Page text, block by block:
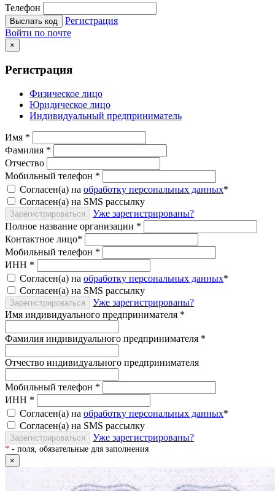
Телефон
Выслать код
Регистрация
Войти по почте
×
Регистрация
Физическое лицо
Юридическое лицо
Индивидуальный предприниматель
Имя *
Фамилия *
Отчество
Мобильный телефон *
Согласен(а) на обработку персональных данных*
Согласен(а) на SMS рассылку
Зарегистрироваться
Уже зарегистрированы?
Полное название организации *
Контактное лицо*
Мобильный телефон *
ИНН *
Согласен(а) на обработку персональных данных*
Согласен(а) на SMS рассылку
Зарегистрироваться
Уже зарегистрированы?
Имя индивидуального предпринимателя *
Фамилия индивидуального предпринимателя *
Отчество индивидуального предпринимателя
Мобильный телефон *
ИНН *
Согласен(а) на обработку персональных данных*
Согласен(а) на SMS рассылку
Зарегистрироваться Уже зарегистрированы?
* - поля, обязательные для заполнения
×